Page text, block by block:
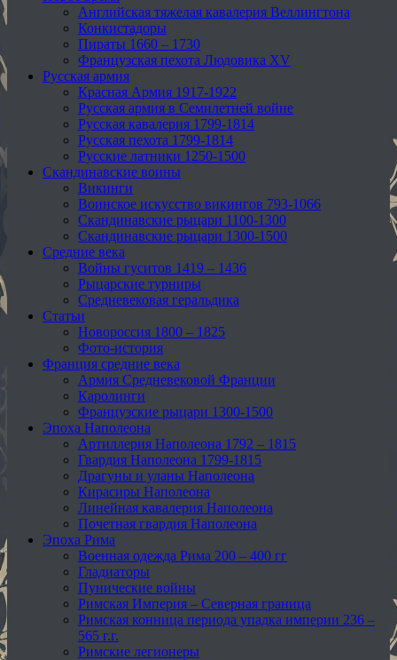
Английская тяжелая кавалерия Веллингтона
Конкистадоры
Пираты 1660 – 1730
Французская пехота Людовика XV
Русская армия
Красная Армия 1917-1922
Русская армия в Семилетней войне
Русская кавалерия 1799-1814
Русская пехота 1799-1814
Русские латники 1250-1500
Скандинавские воины
Викинги
Воинское искусство викингов 793-1066
Скандинавские рыцари 1100-1300
Скандинавские рыцари 1300-1500
Средние века
Войны гуситов 1419 – 1436
Рыцарские турниры
Средневековая геральдика
Статьи
Новороссия 1800 – 1825
Фото-история
Франция средние века
Армия Средневековой Франции
Каролинги
Французские рыцари 1300-1500
Эпоха Наполеона
Артиллерия Наполеона 1792 – 1815
Гвардия Наполеона 1799-1815
Драгуны и уланы Наполеона
Кирасиры Наполеона
Линейная кавалерия Наполеона
Почетная гвардия Наполеона
Эпоха Рима
Военная одежда Рима 200 – 400 гг
Гладиаторы
Пунические войны
Римская Империя – Северная граница
Римская конница периода упадка империи 236 –
565 г.г.
Римские легионеры